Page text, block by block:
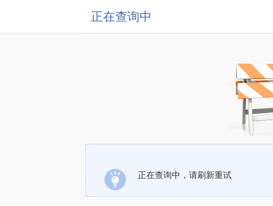
正在查询中
正在查询中，请刷新重试